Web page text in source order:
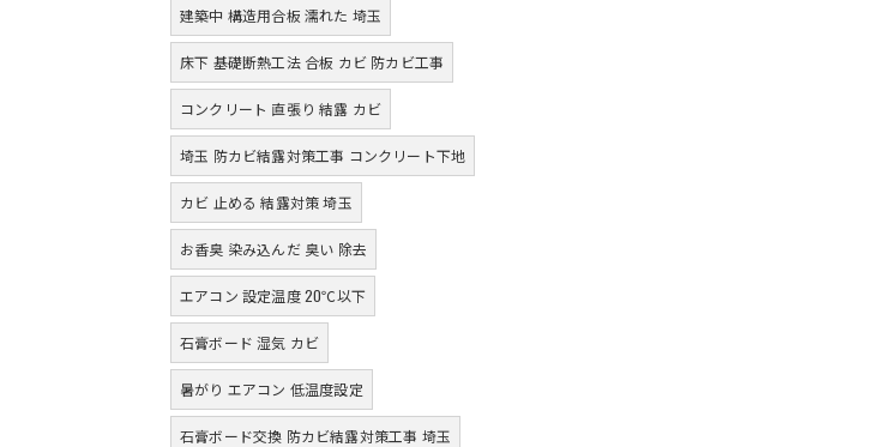
建築中 構造用合板 濡れた 埼玉
床下 基礎断熱工法 合板 カビ 防カビ工事
コンクリート 直張り 結露 カビ
埼玉 防カビ結露対策工事 コンクリート下地
カビ 止める 結露対策 埼玉
お香臭 染み込んだ 臭い 除去
エアコン 設定温度 20℃以下
石膏ボード 湿気 カビ
暑がり エアコン 低温度設定
石膏ボード交換 防カビ結露対策工事 埼玉